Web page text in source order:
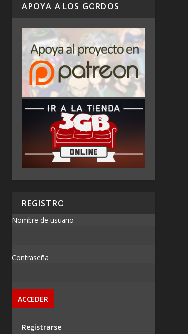
APOYA A LOS GORDOS
REGISTRO
Nombre de usuario
Contraseña
Registrarse